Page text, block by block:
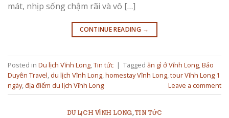
mát, nhịp sống chậm rãi và vô […]
CONTINUE READING →
Posted in Du lịch Vĩnh Long,Tin tức | Tagged ăn gì ở Vĩnh Long,Bảo
Duyên Travel, du lịch Vĩnh Long,homestay Vĩnh Long,tour Vĩnh Long 1
ngày,địa điểm du lịch Vĩnh Long Leave a comment
DU LỊCH VĨNH LONG,TIN TỨC